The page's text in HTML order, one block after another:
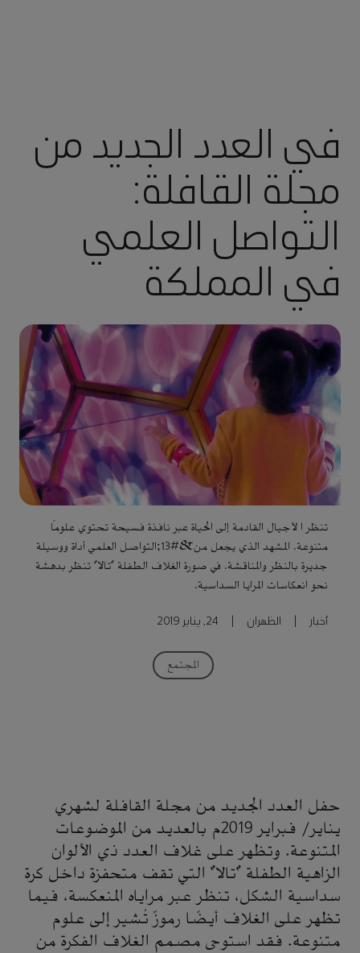
في العدد الجديد من
مجلة القافلة:
التواصل العلمي
في المملكة
تنظر ا لأجيال القادمة إلى الحياة عبر نافذة فسيحة تحتوي علوماً
متنوعة. المشهد الذي يجعل من&#13;التواصل العلمي أداة ووسيلة
جديرة بالنظر والمناقشة. في صورة الغلاف الطفلة "تالا" تنظر بدهشة
نحو انعكاسات المرايا السداسية.
أخبار الظهران 24, يناير 2019
المجتمع
حفل العدد الجديد من مجلة القافلة لشهري
يناير/ فبراير 2019م بالعديد من الموضوعات
المتنوعة. وتظهر على غلاف العدد ذي الألوان
الزاهية الطفلة "تالا" التي تقف متحفزة داخل كرة
سداسية الشكل، تنظر عبر مراياه المنعكسة، فيما
تظهر على الغلاف أيضًا رموزٌ تُشير إلى علوم
متنوعة. فقد استوحى مصمم الغلاف الفكرة من